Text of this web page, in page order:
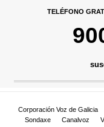
TELÉFONO
Corporación Voz de Galicia
Sondaxe
Canalvoz